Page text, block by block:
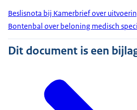
Beslisnota bij Kamerbrief over
Bontenbal over beloning medisch
Dit document is een